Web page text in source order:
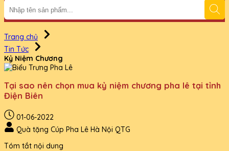
Trang chủ
Tin Tức
Kỷ Niệm Chương
Tại sao nên chọn mua kỷ niệm chương pha lê tại tỉnh
Điện Biên
01-06-2022
Quà tặng Cúp Pha Lê Hà Nội QTG
Tóm tắt nội dung